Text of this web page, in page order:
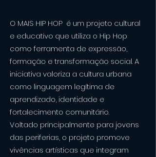
O MAIS HIP HOP é um projeto cultural
e educativo que utiliza o Hip Hop
como ferramenta de expressão,
formação e transformação social. A
iniciativa valoriza a cultura urbana
como linguagem legítima de
aprendizado, identidade e
fortalecimento comunitário.
Voltado principalmente para jovens
das periferias, o projeto promove
vivências artísticas que integram